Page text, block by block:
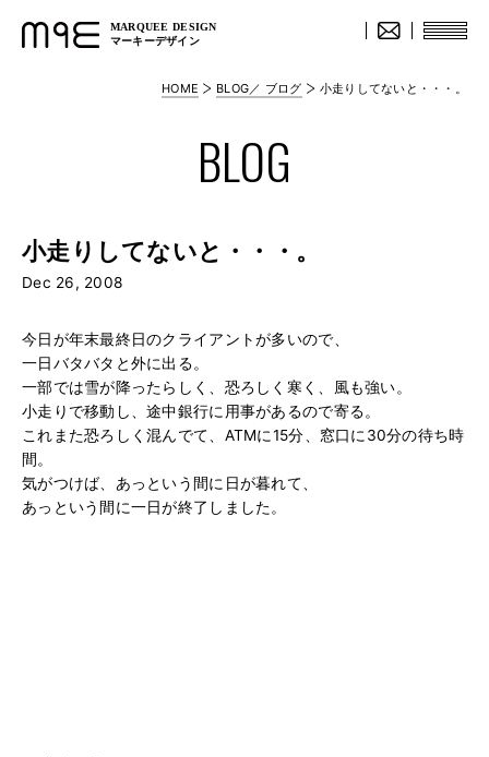
MARQUEE DESIGN
マーキーデザイン
HOME BLOG／ ブログ 小走りしてないと・・・。
BLOG
小走りしてないと・・・。
Dec 26, 2008
今日が年末最終日のクライアントが多いので、
一日バタバタと外に出る。
一部では雪が降ったらしく、恐ろしく寒く、風も強い。
小走りで移動し、途中銀行に用事があるので寄る。
これまた恐ろしく混んでて、ATMに15分、窓口に30分の待ち時
間。
気がつけば、あっという間に日が暮れて、
あっという間に一日が終了しました。